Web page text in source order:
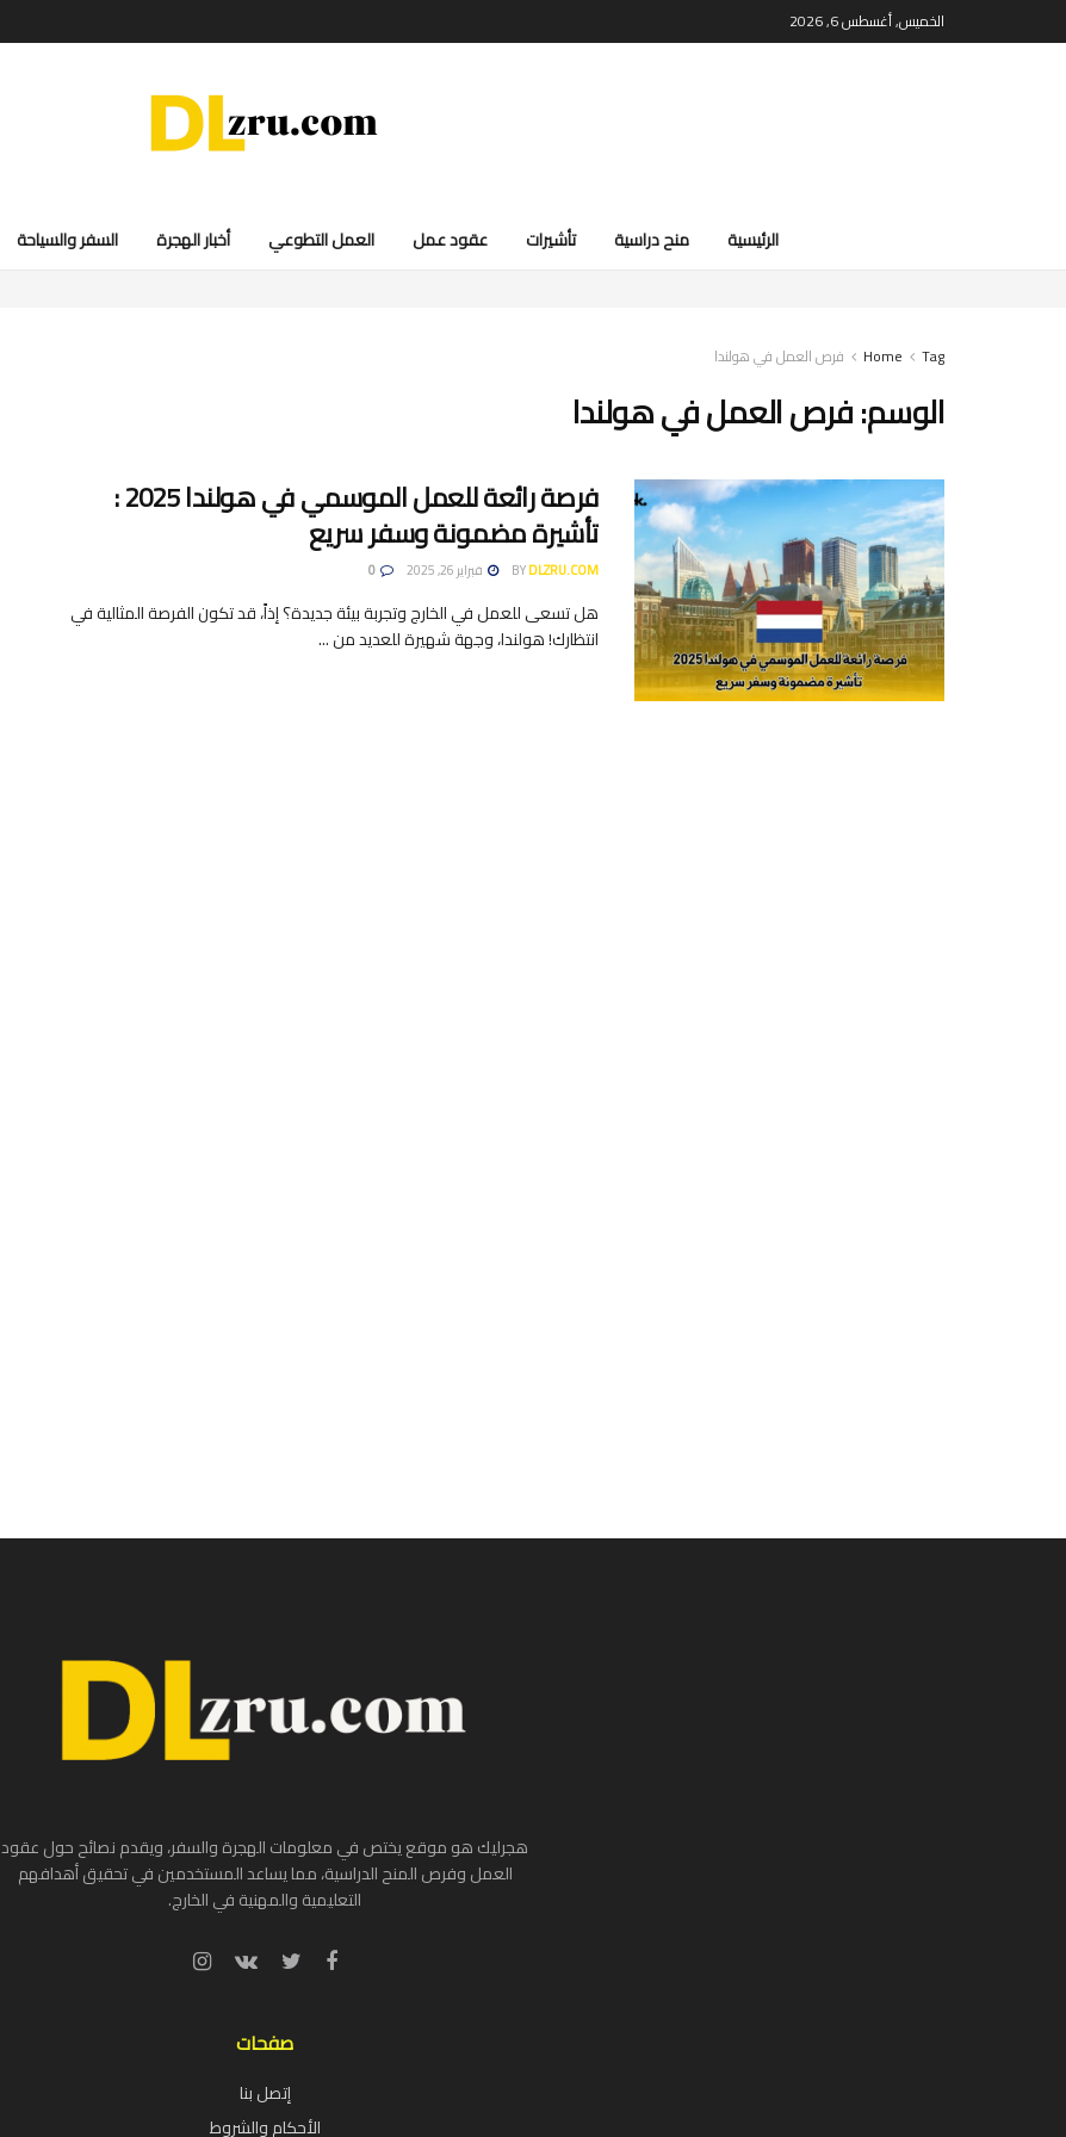
الخميس, أغسطس 6, 2026
الرئيسية منح دراسية تأشيرات عقود عمل العمل التطوعي أخبار الهجرة السفر والسياحة
Home Tag فرص العمل في هولندا
الوسم:فرص العمل في هولندا
فرصة رائعة للعمل الموسمي في هولندا 2025 :
تأشيرة مضمونة وسفر سريع
BYDLZRU.COM فبراير 26, 2025
هل تسعى للعمل في الخارج وتجربة بيئة جديدة؟ إذاً، قد تكون الفرصة المثالية في
انتظارك! هولندا، وجهة شهيرة للعديد من ...
هجرليك هو موقع يختص في معلومات الهجرة والسفر، ويقدم نصائح حول عقود
العمل وفرص المنح الدراسية، مما يساعد المستخدمين في تحقيق أهدافهم
التعليمية والمهنية في الخارج.
صفحات
إتصل بنا
الأحكام والشروط